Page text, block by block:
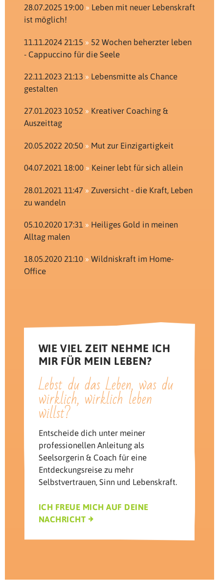
28.07.2025 19:00
Leben mit neuer Lebenskraft
ist möglich!
11.11.2024 21:15
52 Wochen beherzter leben
- Cappuccino für die Seele
22.11.2023 21:13
Lebensmitte als Chance
gestalten
27.01.2023 10:52
Kreativer Coaching &
Auszeittag
20.05.2022 20:50 Mut zur Einzigartigkeit
04.07.2021 18:00 Keiner lebt für sich allein
28.01.2021 11:47
Zuversicht - die Kraft, Leben
zu wandeln
05.10.2020 17:31
Heiliges Gold in meinen
Alltag malen
18.05.2020 21:10
Wildniskraft im Home-
Office
WIE VIEL ZEIT NEHME ICH
MIR FÜR MEIN LEBEN?
Lebst du das Leben, was du
wirklich, wirklich leben
willst?
Entscheide dich unter meiner
professionellen Anleitung als
Seelsorgerin & Coach für eine
Entdeckungsreise zu mehr
Selbstvertrauen, Sinn und Lebenskraft.
ICH FREUE MICH AUF DEINE
NACHRICHT